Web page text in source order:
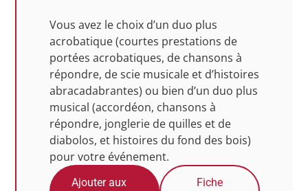
Vous avez le choix d’un duo plus
acrobatique (courtes prestations de
portées acrobatiques, de chansons à
répondre, de scie musicale et d’histoires
abracadabrantes) ou bien d’un duo plus
musical (accordéon, chansons à
répondre, jonglerie de quilles et de
diabolos, et histoires du fond des bois)
pour votre événement.
Ajouter aux
Fiche